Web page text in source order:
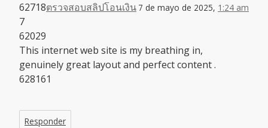
ตรวจสอบสลิปโอนเงิน 7 de mayo de 2025, 1:24 am
62718
7
62029
This internet web site is my breathing in,
genuinely great layout and perfect content .
628161
Responder